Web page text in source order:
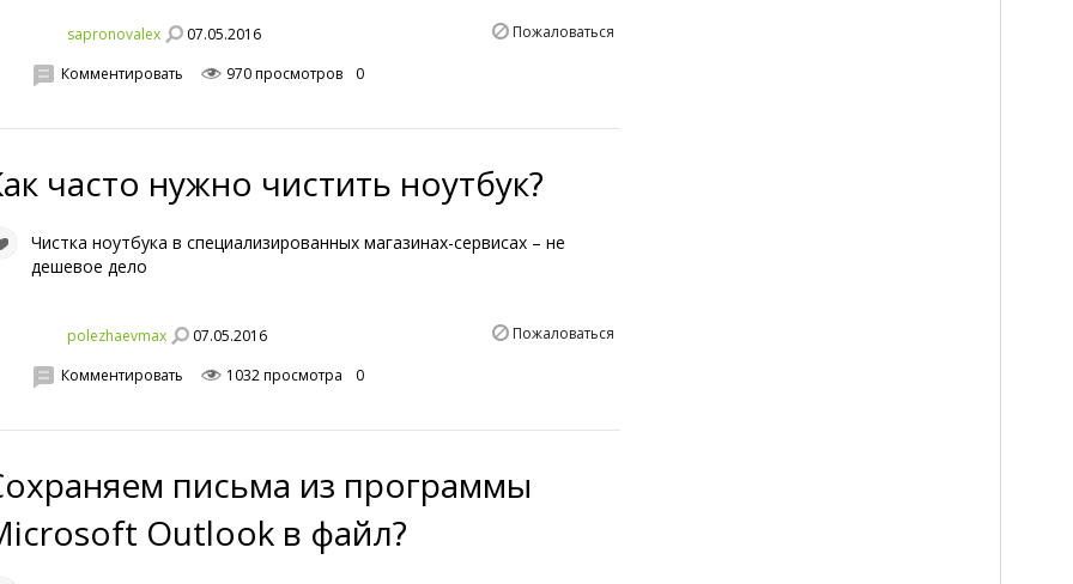
sapronovalex 07.05.2016 Пожаловаться
Комментировать 970 просмотров 0
часто нужно чистить ноутбук?
Чистка ноутбука в специализированных магазинах-сервисах – не
дешевое дело
polezhaevmax 07.05.2016 Пожаловаться
Комментировать 1032 просмотра 0
письма из программы
Outlook в файл?